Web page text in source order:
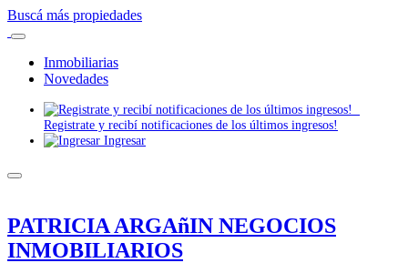
Buscá más propiedades
Inmobiliarias
Novedades
Registrate y recibí notificaciones de los últimos ingresos!
Ingresar
PATRICIA ARGAñIN NEGOCIOS
INMOBILIARIOS